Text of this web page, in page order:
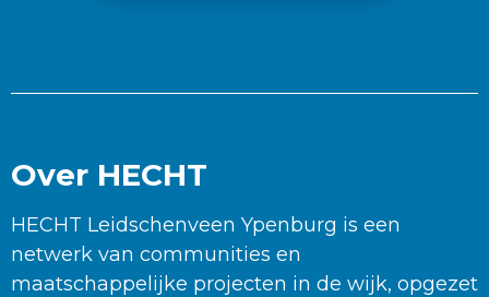
Over HECHT
HECHT Leidschenveen Ypenburg is een
netwerk van communities en
maatschappelijke projecten in de wijk, opgezet